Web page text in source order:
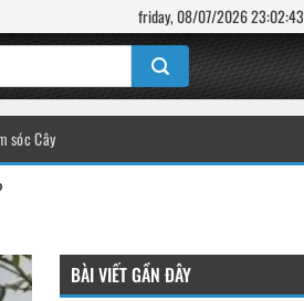
friday, 08/07/2026 23:02:43
sóc Cây
BÀI VIẾT GẦN ĐÂY